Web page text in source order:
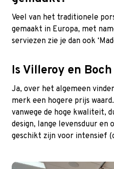
Veel van het traditionele
gemaakt in Europa, met
serviezen zie je dan ook
Is Villeroy en
Ja, over het algemeen
merk een hogere prijs
vanwege de hoge kwaliteit,
design, lange levensduur en
geschikt zijn voor intensief